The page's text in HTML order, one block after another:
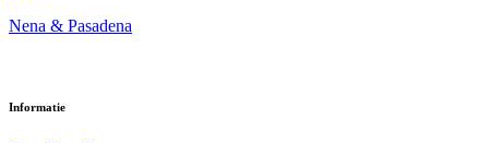
Nena & Pasadena
Informatie